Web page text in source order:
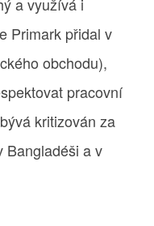
Primark přidal v
obchodu),
pracovní
kritizován za
Bangladéši a v